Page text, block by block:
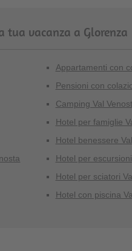
tua vacanza a Glorenza
Appartamenti con
Pensioni con
Camping Val
Hotel per famiglie
Hotel benessere
Hotel per
Hotel per sciatori
Hotel con piscina